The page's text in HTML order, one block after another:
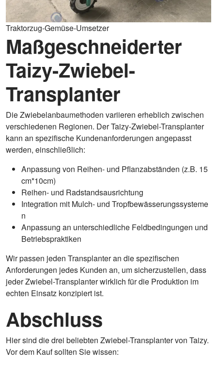
Traktorzug-Gemüse-Umsetzer
Maßgeschneiderter
Taizy-Zwiebel-
Transplanter
Die Zwiebelanbaumethoden variieren erheblich zwischen
verschiedenen Regionen. Der Taizy-Zwiebel-Transplanter
kann an spezifische Kundenanforderungen angepasst
werden, einschließlich:
Anpassung von Reihen- und Pflanzabständen (z.B. 15
cm*10cm)
Reihen- und Radstandsausrichtung
Integration mit Mulch- und Tropfbewässerungssysteme
n
Anpassung an unterschiedliche Feldbedingungen und
Betriebspraktiken
Wir passen jeden Transplanter an die spezifischen
Anforderungen jedes Kunden an, um sicherzustellen, dass
jeder Zwiebel-Transplanter wirklich für die Produktion im
echten Einsatz konzipiert ist.
Abschluss
Hier sind die drei beliebten Zwiebel-Transplanter von Taizy.
Vor dem Kauf sollten Sie wissen: